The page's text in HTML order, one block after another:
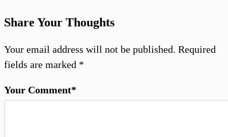
Share Your Thoughts
Your email address will not be published. Required
fields are marked *
Your Comment*